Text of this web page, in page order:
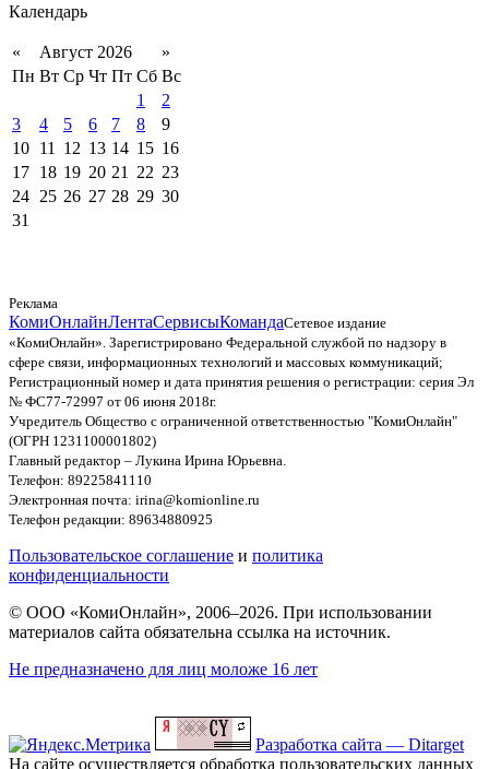
Календарь
« Август 2026
»
Пн Вт Ср Чт Пт Сб Вс
1
2
3
4 5 6 7 8
9
10 11 12 13 14 15 16
17 18 19 20 21 22 23
24 25 26 27 28 29 30
31
Реклама
КомиОнлайнЛентаСервисыКомандаСетевое издание
«КомиОнлайн». Зарегистрировано Федеральной службой по надзору в
сфере связи, информационных технологий и массовых коммуникаций;
Регистрационный номер и дата принятия решения о регистрации: серия Эл
№ ФС77-72997 от 06 июня 2018г.
Учредитель Общество с ограниченной ответственностью "КомиОнлайн"
(ОГРН 1231100001802)
Главный редактор – Лукина Ирина Юрьевна.
Телефон: 89225841110
Электронная почта: irina@komionline.ru
Телефон редакции: 89634880925
Пользовательское соглашение и политика
конфиденциальности
© ООО «КомиОнлайн», 2006–2026. При использовании
материалов сайта обязательна ссылка на источник.
Не предназначено для лиц моложе 16 лет
Разработка сайта — Ditarget
На сайте осуществляется обработка пользовательских данных